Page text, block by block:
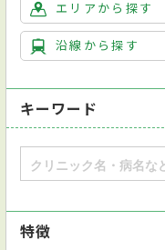
エリアから探す
沿線から探す
キーワード
特徴